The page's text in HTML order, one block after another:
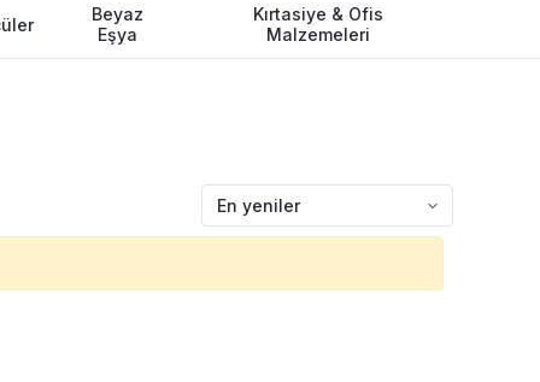
Beyaz
Eşya
Kırtasiye & Ofis
Malzemeleri